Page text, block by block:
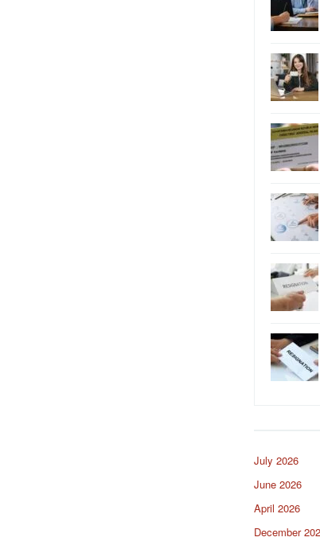
July 2026
June 2026
April 2026
December